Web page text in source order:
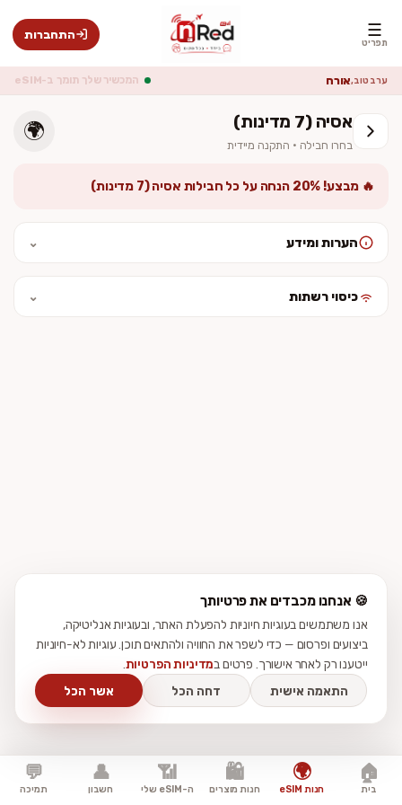
☰
תפריט
התחברות
ערב טוב,אורח המכשיר שלך תומך ב-eSIM
אסיה (7 מדינות)
בחרו חבילה · התקנה מיידית
🌍
🔥 מבצע! 20% הנחה על כל חבילות אסיה (7 מדינות)
הערות ומידע ⌄
וכולל מע״מ. ההתקנה מיידית — לא נשלח כרטיס פיזי.
כיסוי רשתות ⌄
🍪 אנחנו מכבדים את פרטיותך
אנו משתמשים בעוגיות חיוניות להפעלת האתר, ובעוגיות אנליטיקה,
ביצועים ופרסום — כדי לשפר את החוויה ולהתאים תוכן. עוגיות לא-חיוניות
ייטענו רק לאחר אישורך. פרטים במדיניות הפרטיות.
התאמה אישית
דחה הכל אשר הכל
🏠
בית
🌍
חנות eSIM
🛍️
חנות מוצרים
📶
ה-eSIM שלי
👤
חשבון
💬
תמיכה